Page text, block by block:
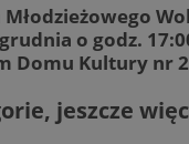
Młodzieżowego
o godz.
Domu Kultury nr 2
jeszcze